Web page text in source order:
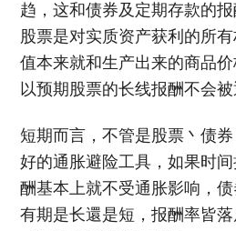
趋，这和债券及定期存款的报
股票是对实质资产获利的所
值本来就和生产出来的商品价
以预期股票的长线报酬不会被
短期而言，不管是股票丶债
好的通胀避险工具，如果时间
酬基本上就不受通胀影响，
有期是长還是短，报酬率皆落